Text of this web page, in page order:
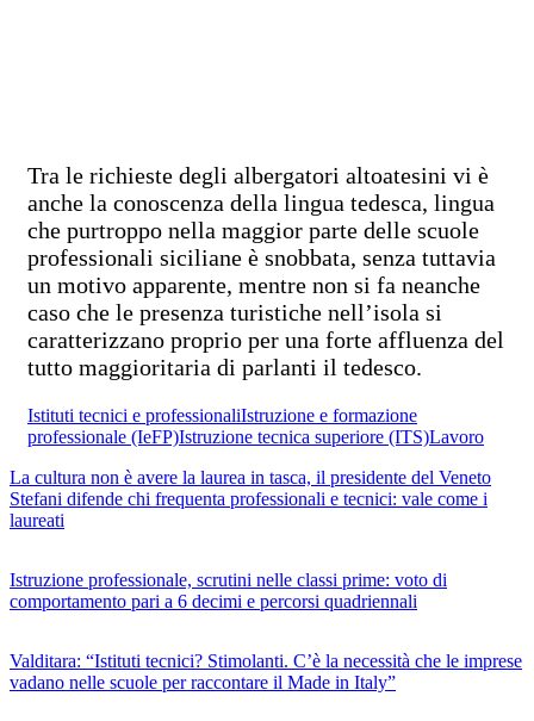
Tra le richieste degli albergatori altoatesini vi è
anche la conoscenza della lingua tedesca, lingua
che purtroppo nella maggior parte delle scuole
professionali siciliane è snobbata, senza tuttavia
un motivo apparente, mentre non si fa neanche
caso che le presenza turistiche nell’isola si
caratterizzano proprio per una forte affluenza del
tutto maggioritaria di parlanti il tedesco.
Istituti tecnici e professionaliIstruzione e formazione
professionale (IeFP)Istruzione tecnica superiore (ITS)Lavoro
La cultura non è avere la laurea in tasca, il presidente del Veneto
Stefani difende chi frequenta professionali e tecnici: vale come i
laureati
Istruzione professionale, scrutini nelle classi prime: voto di
comportamento pari a 6 decimi e percorsi quadriennali
Valditara: “Istituti tecnici? Stimolanti. C’è la necessità che le imprese
vadano nelle scuole per raccontare il Made in Italy”